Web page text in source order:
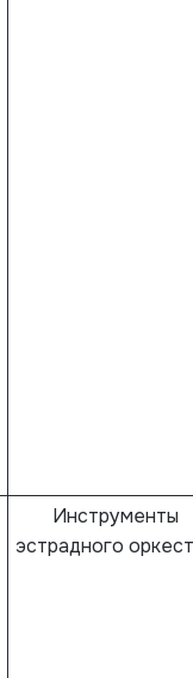
Инструменты
эстрадного